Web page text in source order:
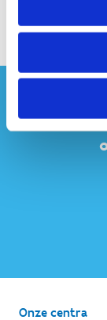
Onze centra